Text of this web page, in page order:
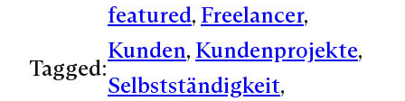
Tagged:
featured, Freelancer
Kunden, Kundenprojekte
Selbstständigkeit